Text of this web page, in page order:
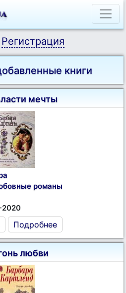
Регистрация
книги
мечты
романы
Подробнее
любви